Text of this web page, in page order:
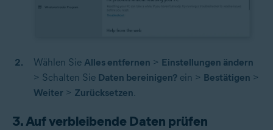
Wählen Sie Alles entfernen > Einstellungen ändern
> Schalten Sie Daten bereinigen? ein > Bestätigen >
Weiter > Zurücksetzen.
3. Auf verbleibende Daten prüfen